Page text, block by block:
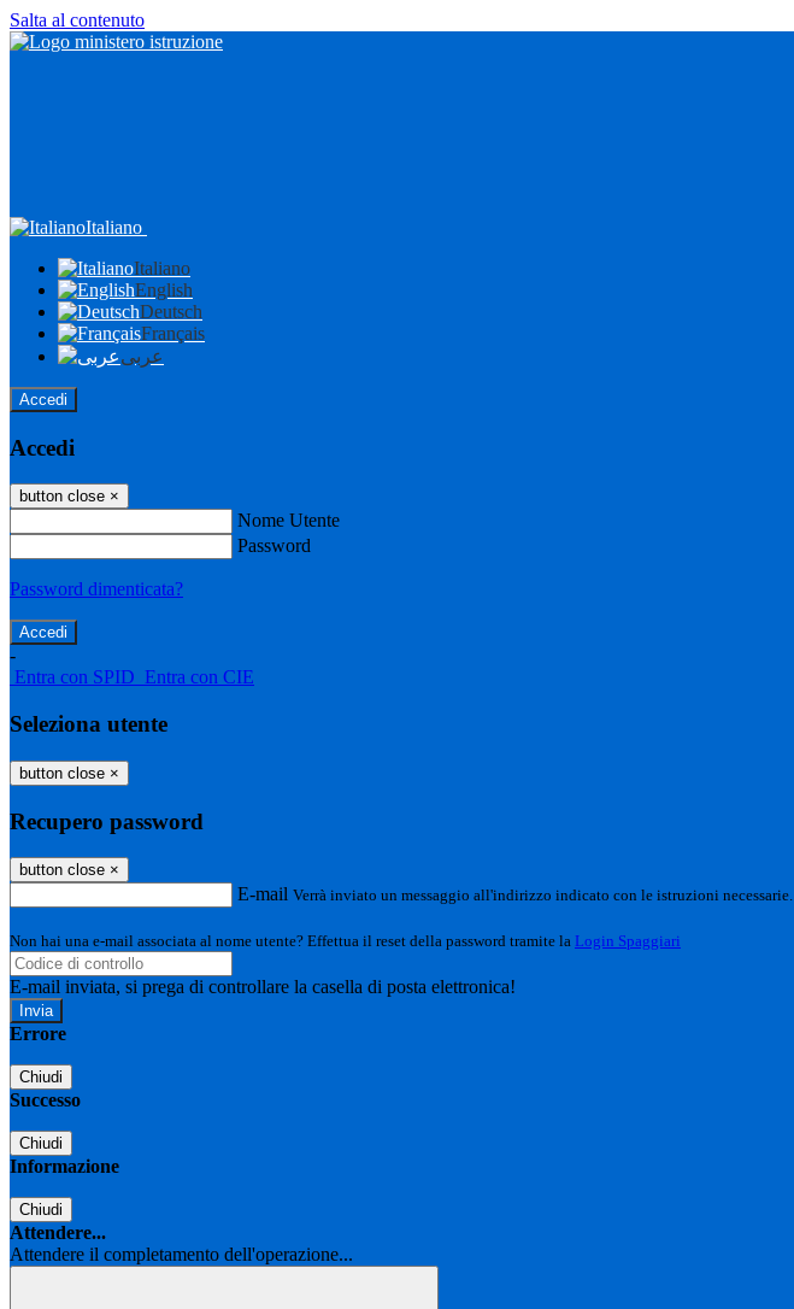
Salta al contenuto
Italiano
Italiano
English
Deutsch
Français
عربى
Accedi
Accedi
button close ×
Nome Utente
Password
Password dimenticata?
-
Entra con SPID Entra con CIE
Seleziona utente
button close ×
Recupero password
button close ×
E-mail Verrà inviato un messaggio all'indirizzo indicato con le istruzioni necessarie.
Non hai una e-mail associata al nome utente? Effettua il reset della password tramite la Login Spaggiari
E-mail inviata, si prega di controllare la casella di posta elettronica!
Errore
Chiudi
Successo
Chiudi
Informazione
Chiudi
Attendere...
Attendere il completamento dell'operazione...